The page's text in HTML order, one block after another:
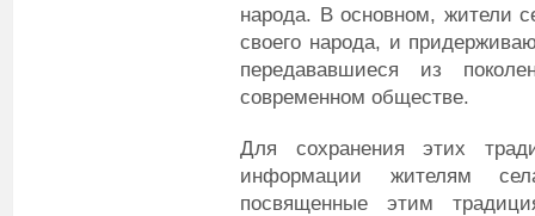
народа. В основном, жители
своего народа, и
передававшиеся из
современном обществе.
Для сохранения этих
информации жителям
посвященные этим